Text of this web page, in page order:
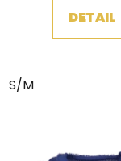
DETAIL
S/M